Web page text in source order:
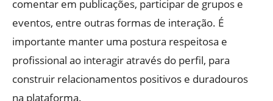
comentar em publicações, participar de grupos e
eventos, entre outras formas de interação. É
importante manter uma postura respeitosa e
profissional ao interagir através do perfil, para
construir relacionamentos positivos e duradouros
na plataforma.